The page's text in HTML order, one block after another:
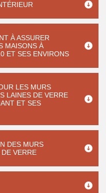
À ASSURER
MAISONS À
ET SES ENVIRONS
LES MURS
LAINES DE VERRE
ET SES
DES MURS
VERRE